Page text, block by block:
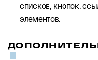
списков, кнопок,
элементов.